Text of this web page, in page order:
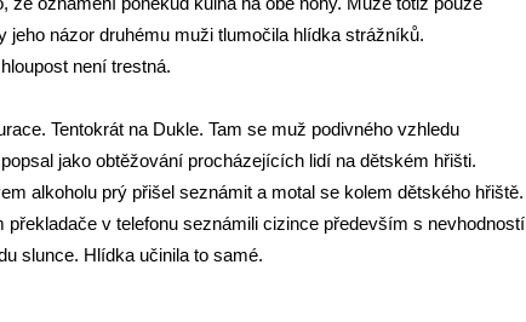
jeho názor druhému muži tlumočila hlídka strážníků.
není trestná.
Tentokrát na Dukle. Tam se muž podivného vzhledu
jako obtěžování procházejících lidí na dětském hřišti.
alkoholu prý přišel seznámit a motal se kolem dětského hřiště.
v telefonu seznámili cizince především s nevhodností
slunce. Hlídka učinila to samé.